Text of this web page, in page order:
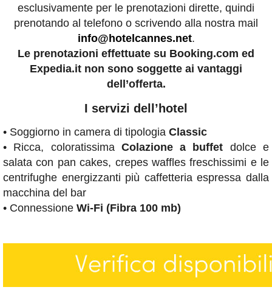
esclusivamente per le prenotazioni dirette, quindi
prenotando al telefono o scrivendo alla nostra mail
info@hotelcannes.net.
Le prenotazioni effettuate su Booking.com ed
Expedia.it non sono soggette ai vantaggi
dell’offerta.
I servizi dell’hotel
• Soggiorno in camera di tipologia Classic
• Ricca, coloratissima Colazione a buffet dolce e
salata con pan cakes, crepes waffles freschissimi e le
centrifughe energizzanti più caffetteria espressa dalla
macchina del bar
• Connessione Wi-Fi (Fibra 100 mb)